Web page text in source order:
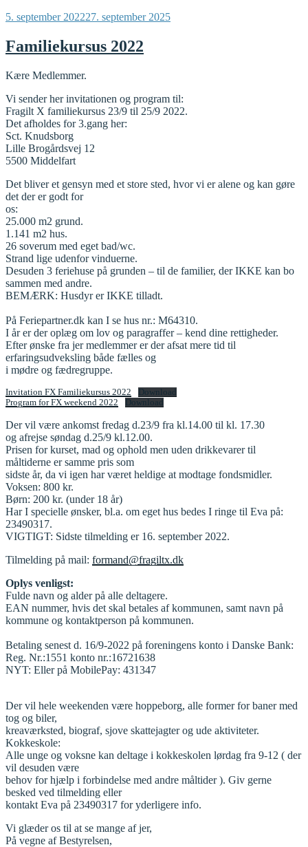
Udgivet
5. september 202227. september 2025
Familiekursus 2022
Kære Medlemmer.
Vi sender her invitationen og program til:
Fragilt X familiekursus 23/9 til 25/9 2022.
Det afholdes for 3.gang her:
Sct. Knudsborg
Lille Brogårdsvej 12
5500 Middelfart
Det bliver et gensyn med et store sted, hvor vi er alene og kan gøre
det der er godt for
os:
25.000 m2 grund.
1.141 m2 hus.
26 soverum med eget bad/wc.
Strand lige udenfor vinduerne.
Desuden 3 feriehuse på grunden – til de familier, der IKKE kan bo
sammen med andre.
BEMÆRK: Husdyr er IKKE tilladt.
På Feriepartner.dk kan I se hus nr.: M64310.
I år er der oplæg om lov og paragraffer – kend dine rettigheder.
Efter ønske fra jer medlemmer er der afsat mere tid til
erfaringsudveksling både fælles og
i mødre og fædregruppe.
Invitation FX Familiekursus 2022
Download
Program for FX weekend 2022
Download
Der vil være ankomst fredag d.23/9 fra kl.14.00 til kl. 17.30
og afrejse søndag d.25/9 kl.12.00.
Prisen for kurset, mad og ophold men uden drikkevarer til
måltiderne er samme pris som
sidste år, da vi igen har været heldige at modtage fondsmidler.
Voksen: 800 kr.
Børn: 200 kr. (under 18 år)
Har I specielle ønsker, bl.a. om eget hus bedes I ringe til Eva på:
23490317.
VIGTIGT: Sidste tilmelding er 16. september 2022.
Tilmelding på mail: formand@fragiltx.dk
Oplys venligst:
Fulde navn og alder på alle deltagere.
EAN nummer, hvis det skal betales af kommunen, samt navn på
kommune og kontaktperson på kommunen.
Betaling senest d. 16/9-2022 på foreningens konto i Danske Bank:
Reg. Nr.:1551 konto nr.:16721638
NYT: Eller på MobilePay: 431347
Der vil hele weekenden være hoppeborg, alle former for baner med
tog og biler,
kreaværksted, biograf, sjove skattejagter og ude aktiviteter.
Kokkeskole:
Alle unge og voksne kan deltage i kokkeskolen lørdag fra 9-12 ( der
vil desuden være
behov for hjælp i forbindelse med andre måltider ). Giv gerne
besked ved tilmelding eller
kontakt Eva på 23490317 for yderligere info.
Vi glæder os til at se mange af jer,
På vegne af Bestyrelsen,